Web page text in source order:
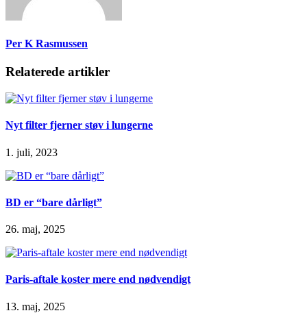
Per K Rasmussen
Relaterede artikler
Nyt filter fjerner støv i lungerne
1. juli, 2023
BD er “bare dårligt”
26. maj, 2025
Paris-aftale koster mere end nødvendigt
13. maj, 2025